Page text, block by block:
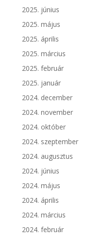
2025. június
2025. május
2025. április
2025. március
2025. február
2025. január
2024. december
2024. november
2024. október
2024. szeptember
2024. augusztus
2024. június
2024. május
2024. április
2024. március
2024. február